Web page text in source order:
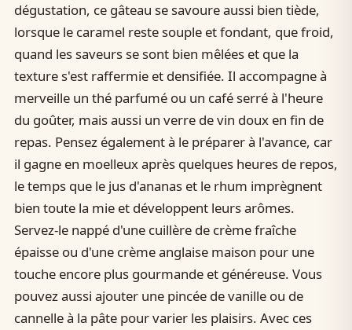
dégustation, ce gâteau se savoure aussi bien tiède,
lorsque le caramel reste souple et fondant, que froid,
quand les saveurs se sont bien mêlées et que la
texture s'est raffermie et densifiée. Il accompagne à
merveille un thé parfumé ou un café serré à l'heure
du goûter, mais aussi un verre de vin doux en fin de
repas. Pensez également à le préparer à l'avance, car
il gagne en moelleux après quelques heures de repos,
le temps que le jus d'ananas et le rhum imprègnent
bien toute la mie et développent leurs arômes.
Servez-le nappé d'une cuillère de crème fraîche
épaisse ou d'une crème anglaise maison pour une
touche encore plus gourmande et généreuse. Vous
pouvez aussi ajouter une pincée de vanille ou de
cannelle à la pâte pour varier les plaisirs. Avec ces